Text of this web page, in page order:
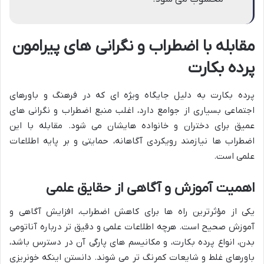
مقابله با اضطراب و نگرانی های پیرامون
پرده بکارت
پرده بکارت به دلیل جایگاه ویژه ای که در فرهنگ و باورهای
اجتماعی بسیاری از جوامع دارد، اغلب منبع اضطراب و نگرانی های
عمیق برای دختران و خانواده هایشان می شود. مقابله با این
اضطراب ها نیازمند رویکردی آگاهانه، حمایتی و بر پایه اطلاعات
علمی است.
اهمیت آموزش و آگاهی از حقایق علمی
یکی از مؤثرترین راه ها برای کاهش اضطراب، افزایش آگاهی و
آموزش صحیح است. هرچه اطلاعات علمی و دقیق تر درباره آناتومی
بدن، انواع پرده بکارت، و مکانیسم های پارگی آن در دسترس باشد،
باورهای غلط و شایعات کمرنگ تر می شوند. دانستن اینکه خونریزی